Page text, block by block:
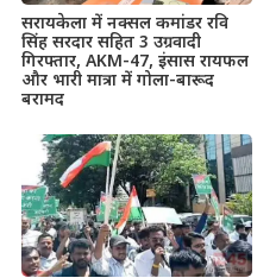
सरायकेला में नक्सल कमांडर रवि
सिंह सरदार सहित 3 उग्रवादी
गिरफ्तार, AKM-47, इंसास रायफल
और भारी मात्रा में गोला-बारूद
बरामद